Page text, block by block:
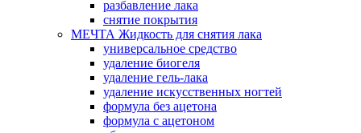
разбавление лака
снятие покрытия
МЕЧТА Жидкость для снятия лака
универсальное средство
удаление биогеля
удаление гель-лака
удаление искусственных ногтей
формула без ацетона
формула с ацетоном